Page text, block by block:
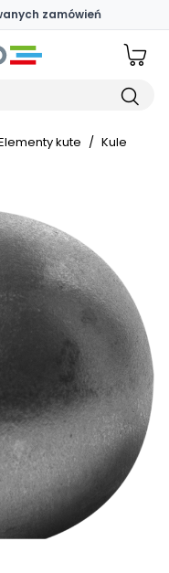
zamówień
kute / Kule